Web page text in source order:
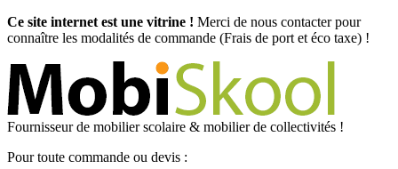
Ce site internet est une vitrine ! Merci de nous contacter pour
connaître les modalités de commande (Frais de port et éco taxe) !
Fournisseur de mobilier scolaire & mobilier de collectivités !
Pour toute commande ou devis :